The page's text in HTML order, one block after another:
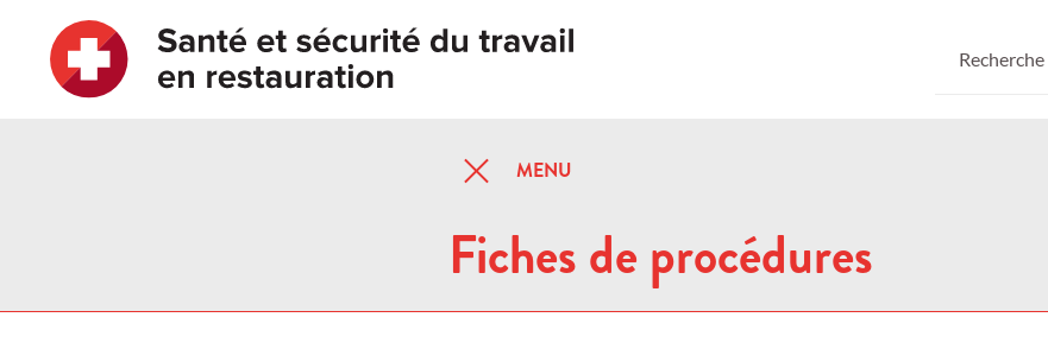
MENU
Fiches de procédures